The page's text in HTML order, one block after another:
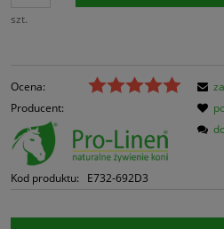
szt.
Ocena:
Producent:
Kod produktu: E732-692D3